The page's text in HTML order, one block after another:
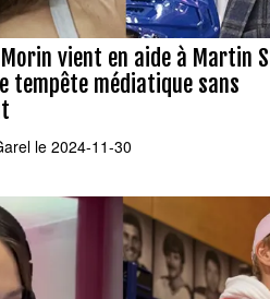
vient en aide à Martin
tempête médiatique sans
le 2024-11-30